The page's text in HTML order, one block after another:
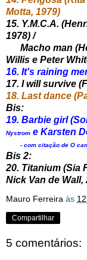
Motta, 1979)
15. Y.M.C.A.
1978) /
Macho man
Willis e Peter
16. It's raining
17. I will survive
18. Last dance
Bis:
19. Barbie girl
Nystrom e Karsten
- com citação de O
Bis 2:
20. Titanium (Sia
Nick Van de Wall,
Mauro Ferreira às
Compartilhar
5 comentários: